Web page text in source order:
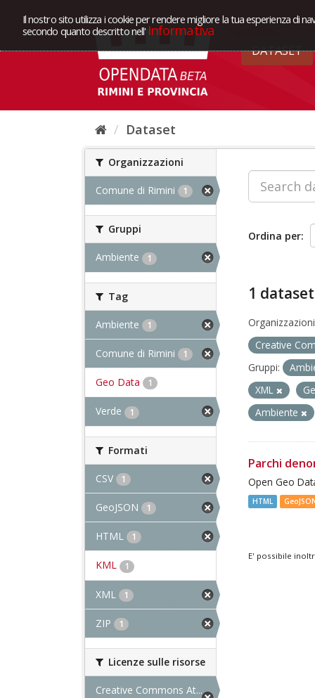
Il nostro sito utilizza i cookie per rendere migliore la tua esperienza di
secondo quanto descritto nell' Informativa
DATASET
Dataset
Organizzazioni
Comune di Rimini 1
Gruppi
Ambiente 1
Tag
Ambiente 1
Comune di Rimini 1
Geo Data 1
Verde 1
Formati
CSV 1
GeoJSON 1
HTML 1
KML 1
XML 1
ZIP 1
Licenze sulle risorse
Creative Commons At...
Ordina per
1
Creative
Gruppi:
XML
Ambiente
Parchi
Open Geo
HTML
E' possibile